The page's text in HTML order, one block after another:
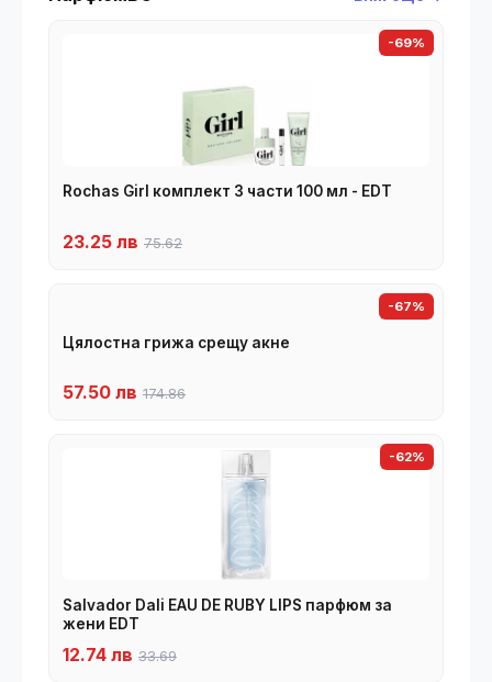
-69%
Rochas Girl комплект 3 части 100 мл - EDT
23.25 лв 75.62
-67%
Цялостна грижа срещу акне
57.50 лв 174.86
-62%
Salvador Dali EAU DE RUBY LIPS парфюм за
жени EDT
12.74 лв 33.69